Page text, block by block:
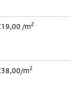
/m2
m2